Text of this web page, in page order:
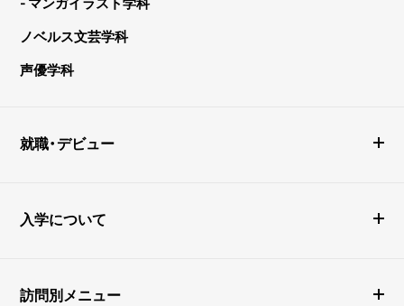
ノベルス文芸学科
声優学科
就職・デビュー
入学について
訪問別メニュー